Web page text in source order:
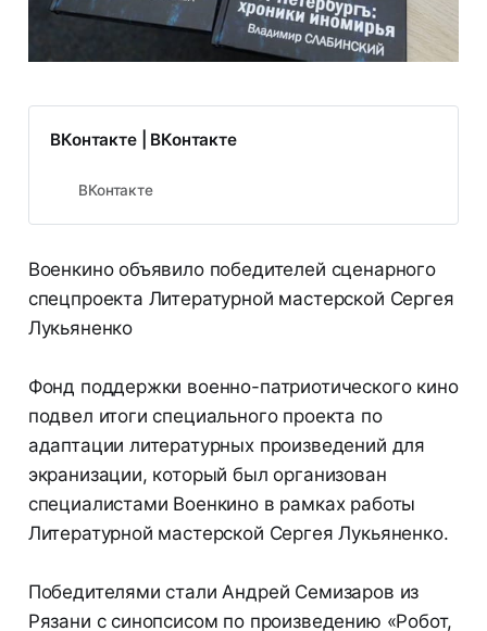
ВКонтакте | ВКонтакте
ВКонтакте
Военкино объявило победителей сценарного
спецпроекта Литературной мастерской Сергея
Лукьяненко
Фонд поддержки военно-патриотического кино
подвел итоги специального проекта по
адаптации литературных произведений для
экранизации, который был организован
специалистами Военкино в рамках работы
Литературной мастерской Сергея Лукьяненко.
Победителями стали Андрей Семизаров из
Рязани с синопсисом по произведению «Робот,